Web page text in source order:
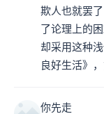
灵，也不代表我
的人更有存在感。
欺人也就罢
了论理上的
却采用这种
良好生活》
你先走